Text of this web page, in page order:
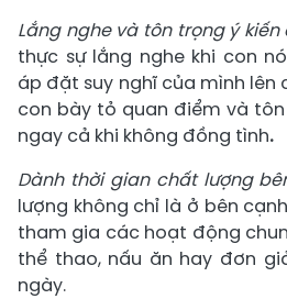
Lắng nghe và tôn trọng ý kiến
thực sự lắng nghe khi con
áp đặt suy nghĩ của mình lên
con bày tỏ quan điểm và
ngay cả khi không đồng tình.
Dành thời gian chất lượng
lượng không chỉ là ở bên
tham gia các hoạt động
thể thao, nấu ăn hay đơn
ngày.